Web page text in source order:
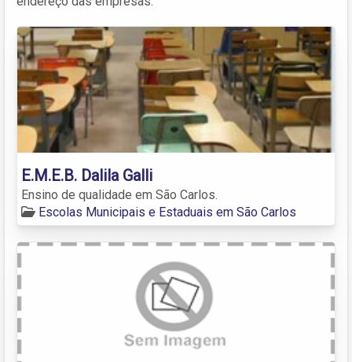
E.M.E.B. Dalila Galli
Ensino de qualidade em São Carlos.
Escolas Municipais e Estaduais em São Carlos